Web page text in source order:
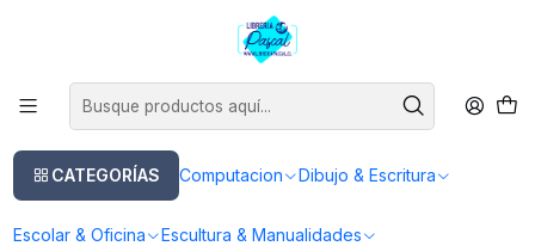
CATEGORÍAS Computacion Dibujo & Escritura
Escolar & Oficina Escultura & Manualidades
Este es el texto del slide
Cuchillo Industrial Olfa L-5 X-desing 18mm